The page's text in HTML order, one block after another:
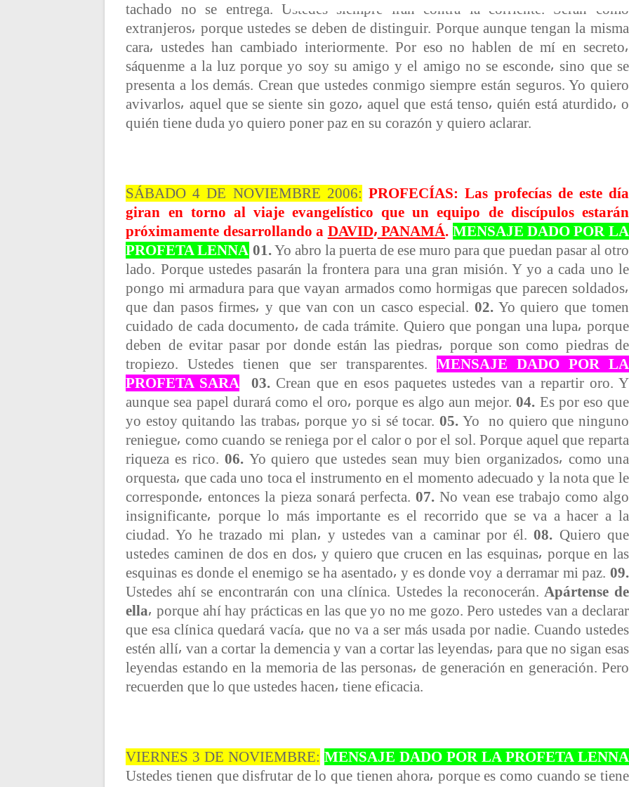
tachado no se entrega. Ustedes siempre irán contra la corriente. Serán como
extranjeros⸴ porque ustedes se deben de distinguir. Porque aunque tengan la misma
cara⸴ ustedes han cambiado interiormente. Por eso no hablen de mí en secreto⸴
sáquenme a la luz porque yo soy su amigo y el amigo no se esconde⸴ sino que se
presenta a los demás. Crean que ustedes conmigo siempre están seguros. Yo quiero
avivarlos⸴ aquel que se siente sin gozo⸴ aquel que está tenso⸴ quién está aturdido⸴ o
quién tiene duda yo quiero poner paz en su corazón y quiero aclarar.
SÁBADO 4 DE NOVIEMBRE 2006: PROFECÍAS: Las profecías de este día
giran en torno al viaje evangelístico que un equipo de discípulos estarán
próximamente desarrollando a DAVID⸴ PANAMÁ. MENSAJE DADO POR LA
PROFETA LENNA 01.Yo abro la puerta de ese muro para que puedan pasar al otro
lado. Porque ustedes pasarán la frontera para una gran misión. Y yo a cada uno le
pongo mi armadura para que vayan armados como hormigas que parecen soldados⸴
que dan pasos firmes⸴ y que van con un casco especial.02. Yo quiero que tomen
cuidado de cada documento⸴ de cada trámite. Quiero que pongan una lupa⸴ porque
deben de evitar pasar por donde están las piedras⸴ porque son como piedras de
tropiezo. Ustedes tienen que ser transparentes. MENSAJE DADO POR LA
PROFETA SARA
03. Crean que en esos paquetes ustedes van a repartir oro. Y
aunque sea papel durará como el oro⸴ porque es algo aun mejor.04. Es por eso que
yo estoy quitando las trabas⸴ porque yo si sé tocar. 05.Yo no quiero que ninguno
reniegue⸴ como cuando se reniega por el calor o por el sol. Porque aquel que reparta
riqueza es rico. 06. Yo quiero que ustedes sean muy bien organizados⸴ como una
orquesta⸴ que cada uno toca el instrumento en el momento adecuado y la nota que le
corresponde⸴ entonces la pieza sonará perfecta. 07. No vean ese trabajo como algo
insignificante⸴ porque lo más importante es el recorrido que se va a hacer a la
ciudad. Yo he trazado mi plan⸴ y ustedes van a caminar por él.08. Quiero que
ustedes caminen de dos en dos⸴ y quiero que crucen en las esquinas⸴ porque en las
esquinas es donde el enemigo se ha asentado⸴ y es donde voy a derramar mi paz. 09.
Ustedes ahí se encontrarán con una clínica. Ustedes la reconocerán.Apártense de
ella⸴ porque ahí hay prácticas en las que yo no me gozo. Pero ustedes van a declarar
que esa clínica quedará vacía⸴ que no va a ser más usada por nadie. Cuando ustedes
estén allí⸴ van a cortar la demencia y van a cortar las leyendas⸴ para que no sigan esas
leyendas estando en la memoria de las personas⸴ de generación en generación. Pero
recuerden que lo que ustedes hacen⸴ tiene eficacia.
VIERNES 3 DE NOVIEMBRE: MENSAJE DADO POR LA PROFETA LENNA
Ustedes tienen que disfrutar de lo que tienen ahora⸴ porque es como cuando se tiene